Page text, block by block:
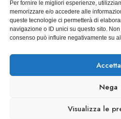
Per fornire le migliori esperienze,
memorizzare e/o accedere alle
queste tecnologie ci permetterà di
navigazione o ID unici su questo sito.
consenso può influire negativamente su
Accetta
Nega
Visualizza le
Tel.: 06328121
infoaiic2026@ega.it